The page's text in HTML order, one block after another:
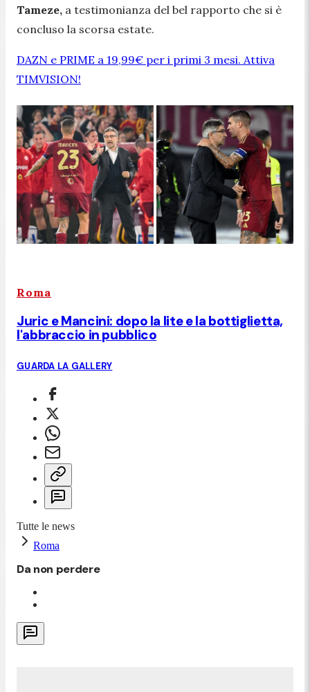
Tameze, a testimonianza del bel rapporto che si è
concluso la scorsa estate.
DAZN e PRIME a 19,99€ per i primi 3 mesi. Attiva
TIMVISION!
Roma
Juric e Mancini: dopo la lite e la bottiglietta,
l'abbraccio in pubblico
GUARDA LA GALLERY
Tutte le news
Roma
Da non perdere